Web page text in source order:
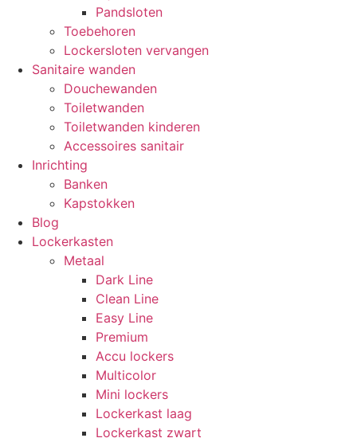
Pandsloten
Toebehoren
Lockersloten vervangen
Sanitaire wanden
Douchewanden
Toiletwanden
Toiletwanden kinderen
Accessoires sanitair
Inrichting
Banken
Kapstokken
Blog
Lockerkasten
Metaal
Dark Line
Clean Line
Easy Line
Premium
Accu lockers
Multicolor
Mini lockers
Lockerkast laag
Lockerkast zwart